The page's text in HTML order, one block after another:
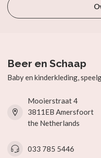
Beer en Schaap
Baby en kinderkleding,
Mooierstraat 4
3811EB Amersfoort
the Netherlands
033 785 5446